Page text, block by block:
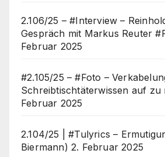
2.106/25 – #Interview –
Gespräch mit Markus Reuter
Februar 2025
#2.105/25 – #Foto –
Schreibtischtäterwissen auf
Februar 2025
2.104/25 | #Tulyrics –
Biermann) 2. Februar 2025